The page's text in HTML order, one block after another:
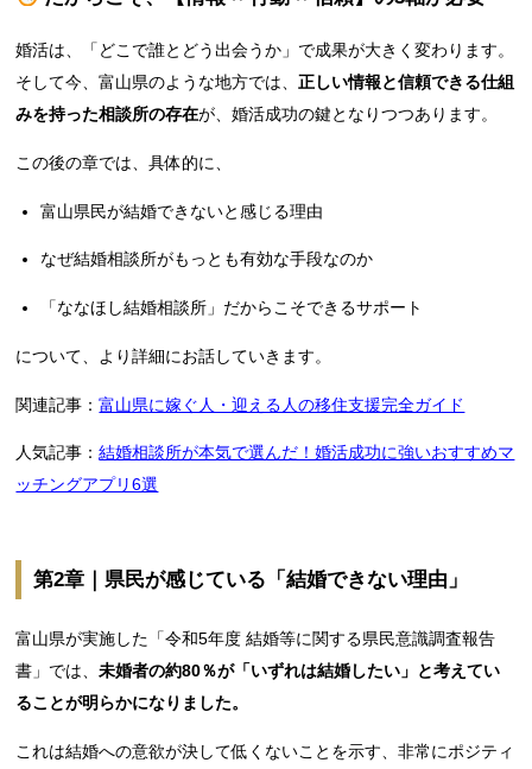
婚活は、「どこで誰とどう出会うか」で成果が大きく変わります。
そして今、富山県のような地方では、 正しい情報と信頼できる仕組
みを持った相談所の存在が、婚活成功の鍵となりつつあります。
この後の章では、具体的に、
富山県民が結婚できないと感じる理由
なぜ結婚相談所がもっとも有効な手段なのか
「ななほし結婚相談所」だからこそできるサポート
について、より詳細にお話していきます。
関連記事：富山県に嫁ぐ人・迎える人の移住支援完全ガイド
人気記事：結婚相談所が本気で選んだ！婚活成功に強いおすすめマ
ッチングアプリ6選
第2章｜県民が感じている「結婚できない理由」
富山県が実施した「令和5年度 結婚等に関する県民意識調査報告
書」では、未婚者の約80％が「いずれは結婚したい」と考えてい
ることが明らかになりました。
これは結婚への意欲が決して低くないことを示す、非常にポジティ